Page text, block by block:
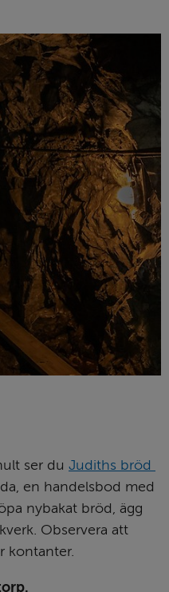
ser du Judiths bröd
webbplats.
en handelsbod med
nybakat bröd, ägg
Observera att
kontanter.